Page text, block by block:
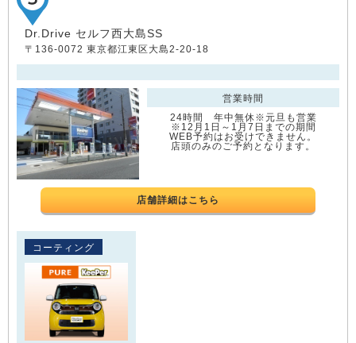
Dr.Drive セルフ西大島SS
〒136-0072 東京都江東区大島2-20-18
営業時間
24時間 年中無休※元旦も営業
※12月1日～1月7日までの期間
WEB予約はお受けできません。
店頭のみのご予約となります。
店舗詳細はこちら
コーティング